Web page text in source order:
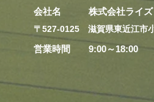
会社名 株式会社ライズ
〒527-0125 滋賀県東近江市
営業時間 9:00～18:00